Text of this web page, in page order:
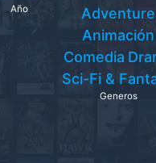
Año
Adventure
Animación
Comedia
Sci-Fi &
Generos